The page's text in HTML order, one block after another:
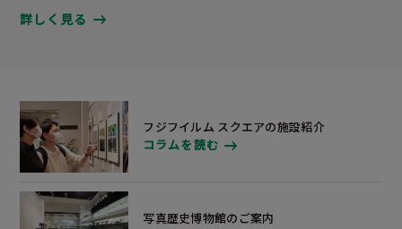
詳しく見る
フジフイルム スクエアの施設紹介
コラムを読む
写真歴史博物館のご案内